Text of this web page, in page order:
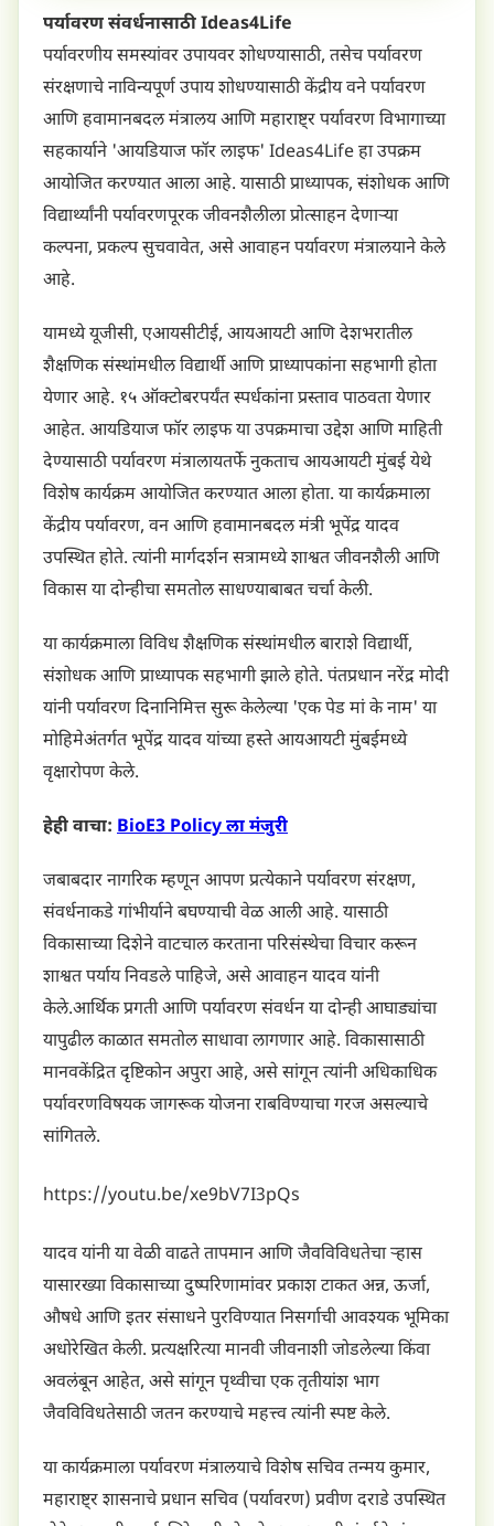
पर्यावरण संवर्धनासाठी Ideas4Life
पर्यावरणीय समस्यांवर उपायवर शोधण्यासाठी, तसेच पर्यावरण
संरक्षणाचे नाविन्यपूर्ण उपाय शोधण्यासाठी केंद्रीय वने पर्यावरण
आणि हवामानबदल मंत्रालय आणि महाराष्ट्र पर्यावरण विभागाच्या
सहकार्याने 'आयडियाज फॉर लाइफ' Ideas4Life हा उपक्रम
आयोजित करण्यात आला आहे. यासाठी प्राध्यापक, संशोधक आणि
विद्यार्थ्यांनी पर्यावरणपूरक जीवनशैलीला प्रोत्साहन देणाऱ्या
कल्पना, प्रकल्प सुचवावेत, असे आवाहन पर्यावरण मंत्रालयाने केले
आहे.
यामध्ये यूजीसी, एआयसीटीई, आयआयटी आणि देशभरातील
शैक्षणिक संस्थांमधील विद्यार्थी आणि प्राध्यापकांना सहभागी होता
येणार आहे. १५ ऑक्टोबरपर्यंत स्पर्धकांना प्रस्ताव पाठवता येणार
आहेत. आयडियाज फॉर लाइफ या उपक्रमाचा उद्देश आणि माहिती
देण्यासाठी पर्यावरण मंत्रालायतर्फे नुकताच आयआयटी मुंबई येथे
विशेष कार्यक्रम आयोजित करण्यात आला होता. या कार्यक्रमाला
केंद्रीय पर्यावरण, वन आणि हवामानबदल मंत्री भूपेंद्र यादव
उपस्थित होते. त्यांनी मार्गदर्शन सत्रामध्ये शाश्वत जीवनशैली आणि
विकास या दोन्हीचा समतोल साधण्याबाबत चर्चा केली.
या कार्यक्रमाला विविध शैक्षणिक संस्थांमधील बाराशे विद्यार्थी,
संशोधक आणि प्राध्यापक सहभागी झाले होते. पंतप्रधान नरेंद्र मोदी
यांनी पर्यावरण दिनानिमित्त सुरू केलेल्या 'एक पेड मां के नाम' या
मोहिमेअंतर्गत भूपेंद्र यादव यांच्या हस्ते आयआयटी मुंबईमध्ये
वृक्षारोपण केले.
हेही वाचा: BioE3 Policy ला मंजुरी
जबाबदार नागरिक म्हणून आपण प्रत्येकाने पर्यावरण संरक्षण,
संवर्धनाकडे गांभीर्याने बघण्याची वेळ आली आहे. यासाठी
विकासाच्या दिशेने वाटचाल करताना परिसंस्थेचा विचार करून
शाश्वत पर्याय निवडले पाहिजे, असे आवाहन यादव यांनी
केले.आर्थिक प्रगती आणि पर्यावरण संवर्धन या दोन्ही आघाड्यांचा
यापुढील काळात समतोल साधावा लागणार आहे. विकासासाठी
मानवकेंद्रित दृष्टिकोन अपुरा आहे, असे सांगून त्यांनी अधिकाधिक
पर्यावरणविषयक जागरूक योजना राबविण्याचा गरज असल्याचे
सांगितले.
https://youtu.be/xe9bV7I3pQs
यादव यांनी या वेळी वाढते तापमान आणि जैवविविधतेचा ऱ्हास
यासारख्या विकासाच्या दुष्परिणामांवर प्रकाश टाकत अन्न, ऊर्जा,
औषधे आणि इतर संसाधने पुरविण्यात निसर्गाची आवश्यक भूमिका
अधोरेखित केली. प्रत्यक्षरित्या मानवी जीवनाशी जोडलेल्या किंवा
अवलंबून आहेत, असे सांगून पृथ्वीचा एक तृतीयांश भाग
जैवविविधतेसाठी जतन करण्याचे महत्त्व त्यांनी स्पष्ट केले.
या कार्यक्रमाला पर्यावरण मंत्रालयाचे विशेष सचिव तन्मय कुमार,
महाराष्ट्र शासनाचे प्रधान सचिव (पर्यावरण) प्रवीण दराडे उपस्थित